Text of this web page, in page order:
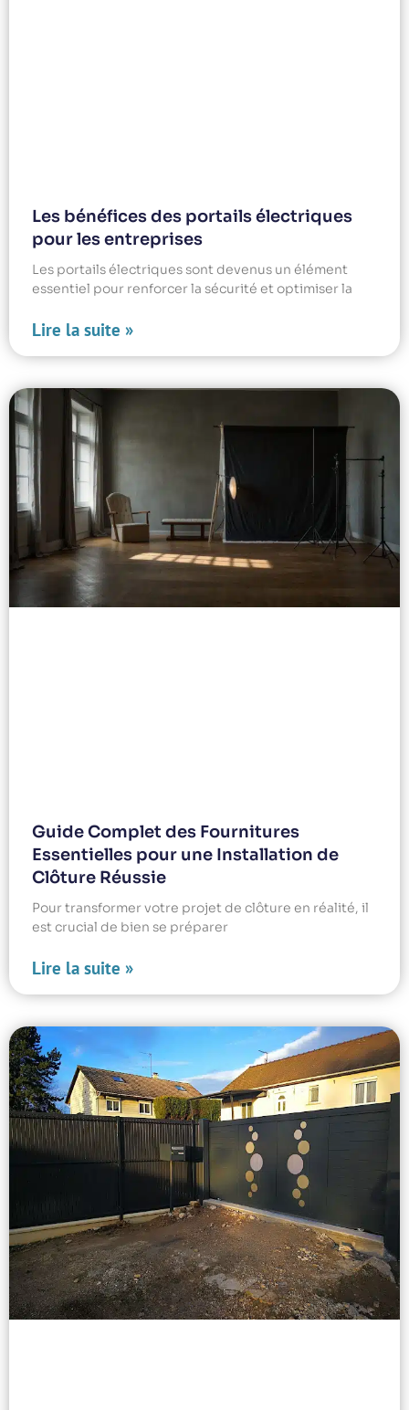
Les bénéfices des portails électriques
pour les entreprises
Les portails électriques sont devenus un élément
essentiel pour renforcer la sécurité et optimiser la
Lire la suite »
Guide Complet des Fournitures
Essentielles pour une Installation de
Clôture Réussie
Pour transformer votre projet de clôture en réalité, il
est crucial de bien se préparer
Lire la suite »